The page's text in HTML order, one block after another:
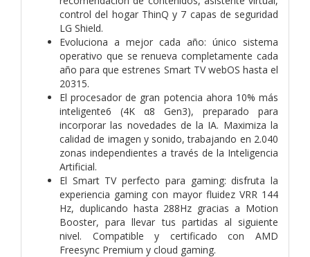
control del hogar ThinQ y 7 capas de seguridad
LG Shield.
Evoluciona a mejor cada año: único sistema
operativo que se renueva completamente cada
año para que estrenes Smart TV webOS hasta el
20315.
El procesador de gran potencia ahora 10% más
inteligente6 (4K α8 Gen3), preparado para
incorporar las novedades de la IA. Maximiza la
calidad de imagen y sonido, trabajando en 2.040
zonas independientes a través de la Inteligencia
Artificial.
El Smart TV perfecto para gaming: disfruta la
experiencia gaming con mayor fluidez VRR 144
Hz, duplicando hasta 288Hz gracias a Motion
Booster, para llevar tus partidas al siguiente
nivel. Compatible y certificado con AMD
Freesync Premium y cloud gaming.